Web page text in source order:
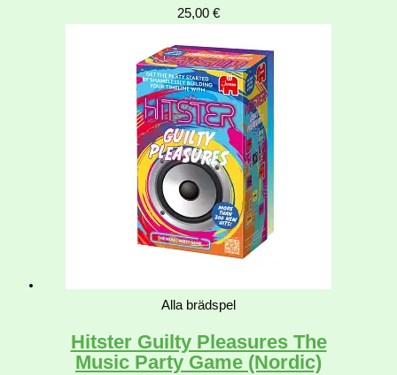
25,00 €
Alla brädspel
Hitster Guilty Pleasures The
Music Party Game (Nordic)